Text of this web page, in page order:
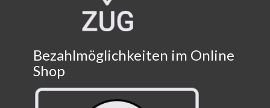
Bezahlmöglichkeiten im Online
Shop